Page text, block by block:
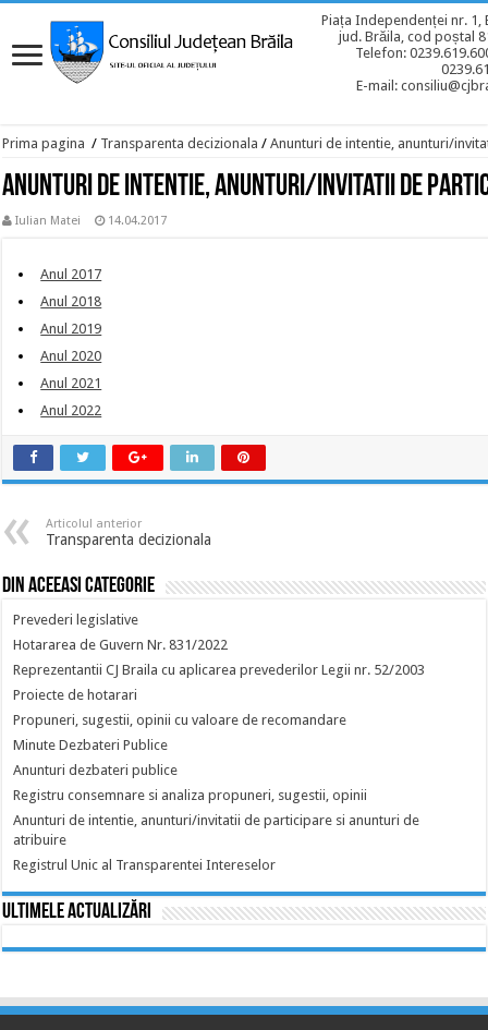
Piața Independenței nr. 1,
jud. Brăila, cod poștal
Telefon:
E-mail:
Prima pagina / Transparenta decizionala / Anunturi de intentie, anunturi/
Anunturi de intentie, anunturi/invitatii de
Iulian Matei 14.04.2017
Anul 2017
Anul 2018
Anul 2019
Anul 2020
Anul 2021
Anul 2022
Articolul anterior
Transparenta decizionala
Din aceeasi categorie
Prevederi legislative
Hotararea de Guvern Nr. 831/2022
Reprezentantii CJ Braila cu aplicarea prevederilor Legii nr. 52/2003
Proiecte de hotarari
Propuneri, sugestii, opinii cu valoare de recomandare
Minute Dezbateri Publice
Anunturi dezbateri publice
Registru consemnare si analiza propuneri, sugestii, opinii
Anunturi de intentie, anunturi/invitatii de participare si anunturi de
atribuire
Registrul Unic al Transparentei Intereselor
Ultimele actualizări